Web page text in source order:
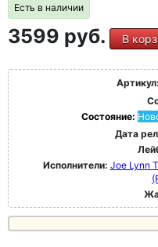
Есть в наличии
3599 руб. В
Артикул:
Состояние:
Дата
Исполнители: Joe Lynn